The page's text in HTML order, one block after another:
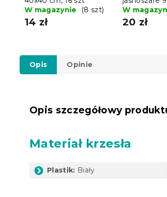
W magazynie
(8 szt)
14 zł
W
20 zł
Opis Opinie
Opis szczegółowy
Materiał krzesła
Plastik: Biały